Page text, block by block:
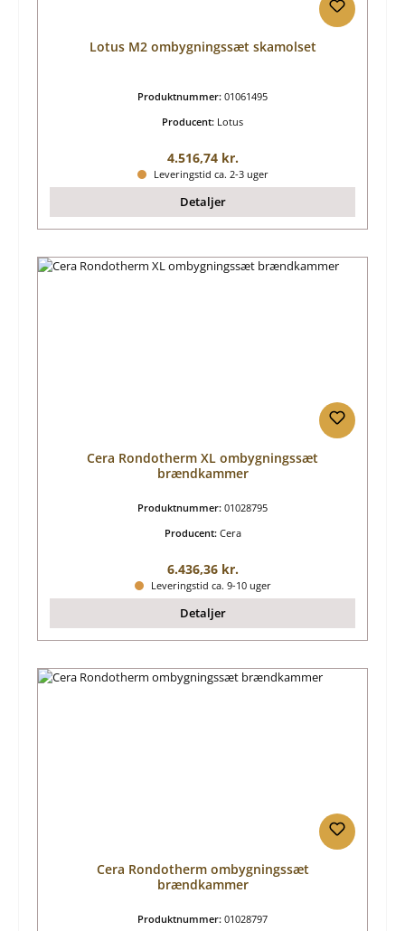
Lotus M2 ombygningssæt skamolset
Produktnummer: 01061495
Producent: Lotus
Almindelig pris:
4.516,74 kr.
Leveringstid ca. 2-3 uger
Detaljer
Cera Rondotherm XL ombygningssæt
brændkammer
Produktnummer: 01028795
Producent: Cera
Almindelig pris:
6.436,36 kr.
Leveringstid ca. 9-10 uger
Detaljer
Cera Rondotherm ombygningssæt
brændkammer
Produktnummer: 01028797